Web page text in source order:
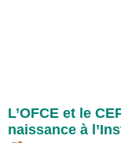
L’OFCE et le
naissance à